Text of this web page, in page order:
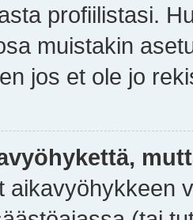
profiilistasi.
muistakin
jos et ole jo
aikavyöhykkeen